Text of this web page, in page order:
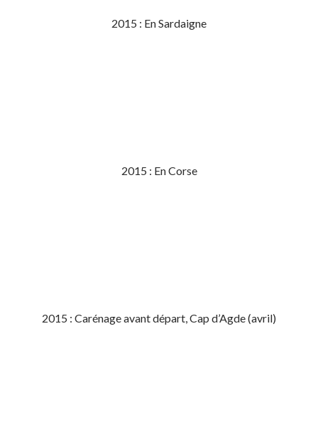
2015 : En Sardaigne
2015 : En Corse
2015 : Carénage avant départ, Cap d’Agde (avril)